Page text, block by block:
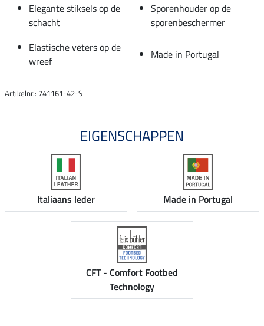
Elegante stiksels op de
schacht
Sporenhouder op de
sporenbeschermer
Elastische veters op de
wreef
Made in Portugal
Artikelnr.: 741161-42-S
EIGENSCHAPPEN
Italiaans leder Made in Portugal
CFT - Comfort Footbed
Technology